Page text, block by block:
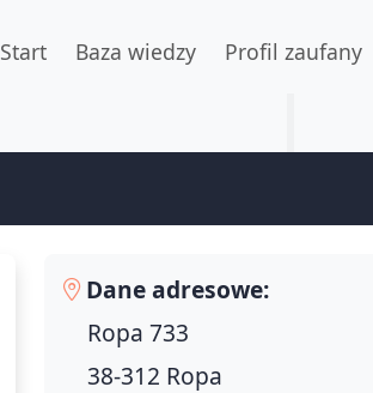
Start Baza wiedzy Profil zaufany
Dane adresowe:
Ropa 733
38-312 Ropa